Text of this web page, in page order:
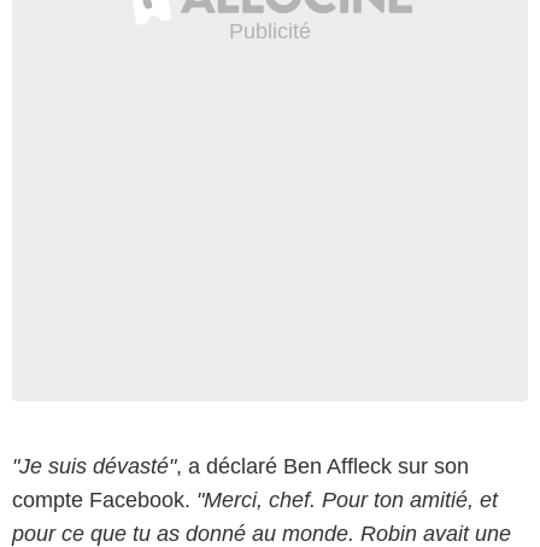
"Je suis dévasté", a déclaré Ben Affleck sur son
compte Facebook. "Merci, chef. Pour ton amitié, et
pour ce que tu as donné au monde. Robin avait une